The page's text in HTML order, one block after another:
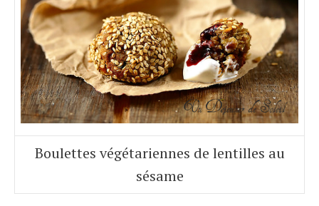
Boulettes végétariennes de lentilles au
sésame